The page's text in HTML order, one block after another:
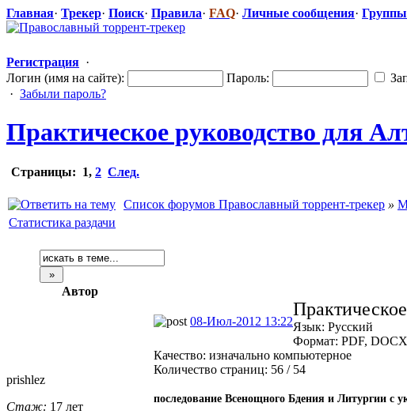
Главная· Трекер· Поиск· Правила· FAQ· Личные сообщения· Группы
Регистрация ·
Логин (имя на сайте):
Пароль:
· Забыли пароль?
Практическое руководство для
Страницы: 1, 2 След.
Список форумов Православный торрент-трекер »
Статистика раздачи
Автор
prishlez
Стаж: 17 лет
08-Июл-2012 13:22Язык: Русский
Формат: PDF, DOCX
Качество: изначально компьютерное
Количество страниц: 56 / 54
последование Всенощного Бдения и Литургии с